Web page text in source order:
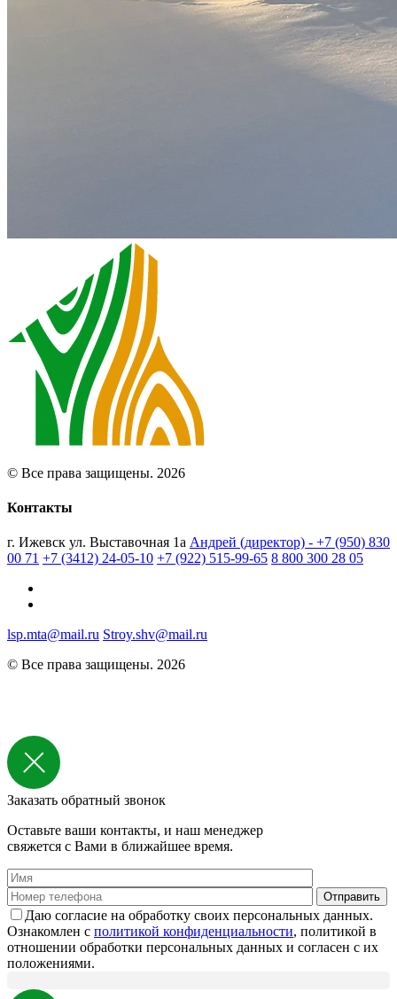
© Все права защищены. 2026
Контакты
г. Ижевск ул. Выставочная 1а Андрей (директор) - +7 (950) 830
00 71 +7 (3412) 24-05-10 +7 (922) 515-99-65 8 800 300 28 05
lsp.mta@mail.ru Stroy.shv@mail.ru
© Все права защищены. 2026
Заказать обратный звонок
Оставьте ваши контакты, и наш менеджер
свяжется с Вами в ближайшее время.
Даю согласие на обработку своих персональных данных.
Ознакомлен с политикой конфиденциальности, политикой в
отношении обработки персональных данных и согласен с их
положениями.